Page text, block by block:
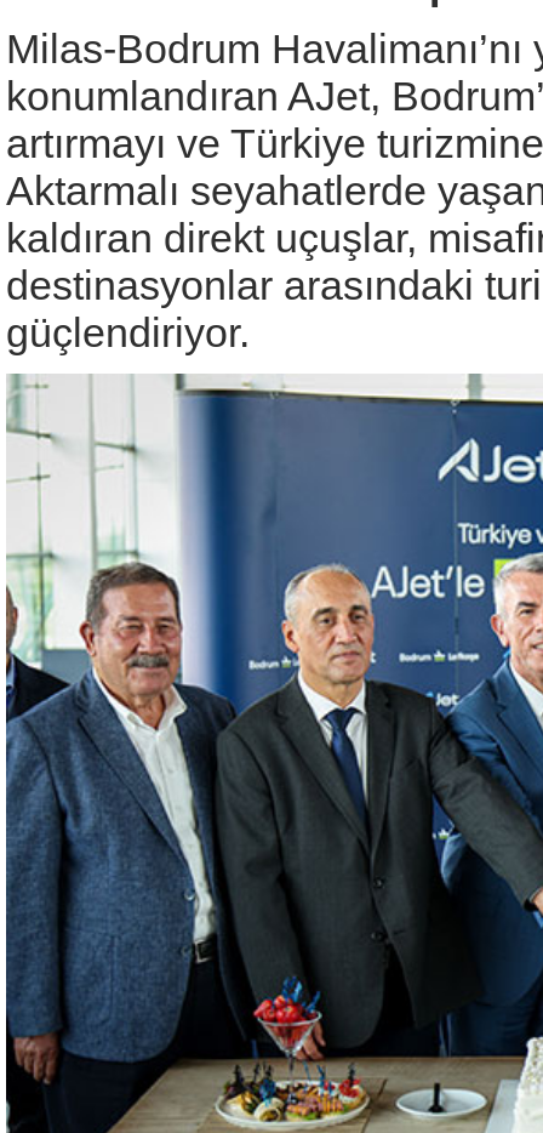
Milas-Bodrum
konumlandıran AJet,
artırmayı ve Türkiye
Aktarmalı seyahatlerde
kaldıran direkt uçuşlar,
destinasyonlar arasındaki
güçlendiriyor.